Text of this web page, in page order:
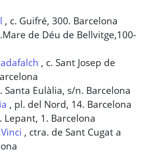
, c. Guifré, 300. Barcelona
de Déu de Bellvitge,100-
, c. Sant Josep de
Santa Eulàlia, s/n. Barcelona
, pl. del Nord, 14. Barcelona
Lepant, 1. Barcelona
, ctra. de Sant Cugat a